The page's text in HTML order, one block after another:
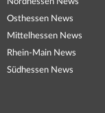
Osthessen News
Mittelhessen News
Rhein-Main News
Südhessen News